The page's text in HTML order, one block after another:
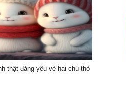
thật đáng yêu vè hai chú thỏ